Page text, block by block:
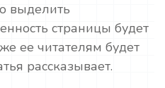
выделить
страницы будет
ее читателям будет
рассказывает.